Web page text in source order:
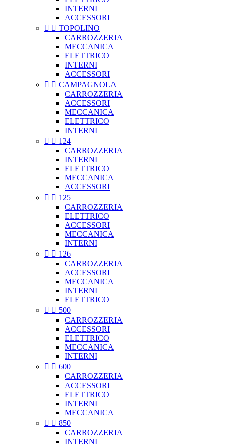
INTERNI
ACCESSORI
  TOPOLINO
CARROZZERIA
MECCANICA
ELETTRICO
INTERNI
ACCESSORI
  CAMPAGNOLA
CARROZZERIA
ACCESSORI
MECCANICA
ELETTRICO
INTERNI
  124
CARROZZERIA
INTERNI
ELETTRICO
MECCANICA
ACCESSORI
  125
CARROZZERIA
ELETTRICO
ACCESSORI
MECCANICA
INTERNI
  126
CARROZZERIA
ACCESSORI
MECCANICA
INTERNI
ELETTRICO
  500
CARROZZERIA
ACCESSORI
ELETTRICO
MECCANICA
INTERNI
  600
CARROZZERIA
ACCESSORI
ELETTRICO
INTERNI
MECCANICA
  850
CARROZZERIA
INTERNI